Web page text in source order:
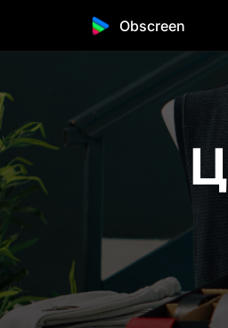
Obscreen